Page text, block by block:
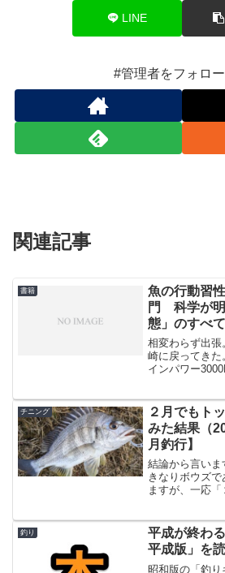
LINE
#管理者をフォロ
関連記事
書籍
魚の行動習
門 科学が明
態」のすべ
[Kindle版]の
相変わらず出
崎に戻ってきた
インパワー
面白い本であ
ば、「軽く知
チニング
２月でもト
みた結果（
月釣行】
結論から言い
きなりボウズ
ますが、一応
う事でバラし
トップチニン
釣り
平成が終わ
平成版」を
昭和版の「釣